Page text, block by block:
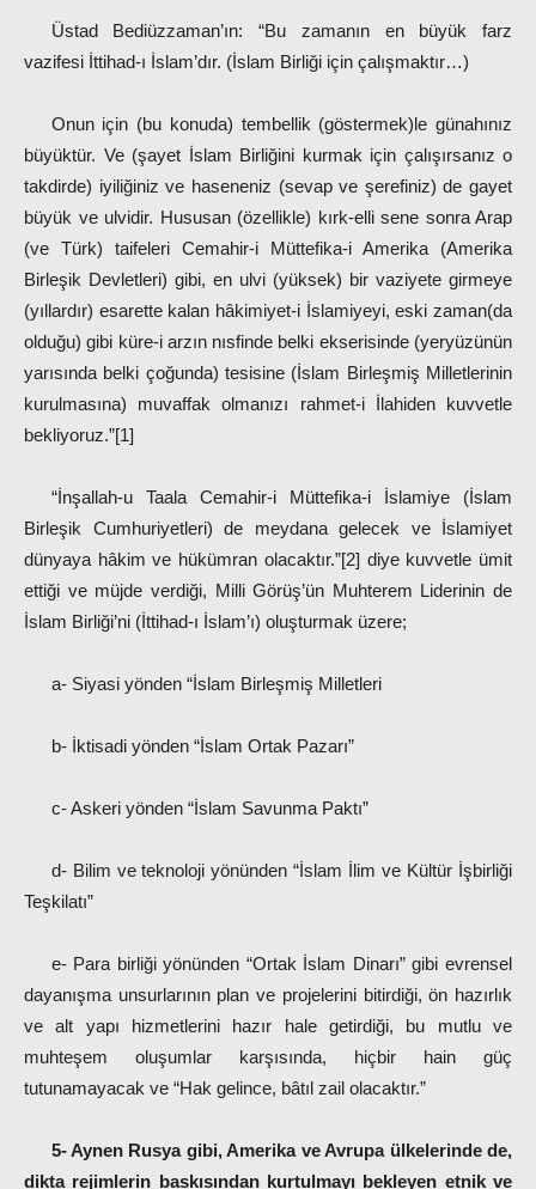
Üstad Bediüzzaman’ın: “Bu zamanın en büyük farz
vazifesi İttihad-ı İslam’dır. (İslam Birliği için çalışmaktır…)
Onun için (bu konuda) tembellik (göstermek)le günahınız
büyüktür. Ve (şayet İslam Birliğini kurmak için çalışırsanız o
takdirde) iyiliğiniz ve haseneniz (sevap ve şerefiniz) de gayet
büyük ve ulvidir. Hususan (özellikle) kırk-elli sene sonra Arap
(ve Türk) taifeleri Cemahir-i Müttefika-i Amerika (Amerika
Birleşik Devletleri) gibi, en ulvi (yüksek) bir vaziyete girmeye
(yıllardır) esarette kalan hâkimiyet-i İslamiyeyi, eski zaman(da
olduğu) gibi küre-i arzın nısfinde belki ekserisinde (yeryüzünün
yarısında belki çoğunda) tesisine (İslam Birleşmiş Milletlerinin
kurulmasına) muvaffak olmanızı rahmet-i İlahiden kuvvetle
bekliyoruz.”[1]
“İnşallah-u Taala Cemahir-i Müttefika-i İslamiye (İslam
Birleşik Cumhuriyetleri) de meydana gelecek ve İslamiyet
dünyaya hâkim ve hükümran olacaktır.”[2] diye kuvvetle ümit
ettiği ve müjde verdiği, Milli Görüş’ün Muhterem Liderinin de
İslam Birliği’ni (İttihad-ı İslam’ı) oluşturmak üzere;
a- Siyasi yönden “İslam Birleşmiş Milletleri
b- İktisadi yönden “İslam Ortak Pazarı”
c- Askeri yönden “İslam Savunma Paktı”
d- Bilim ve teknoloji yönünden “İslam İlim ve Kültür İşbirliği
Teşkilatı”
e- Para birliği yönünden “Ortak İslam Dinarı” gibi evrensel
dayanışma unsurlarının plan ve projelerini bitirdiği, ön hazırlık
ve alt yapı hizmetlerini hazır hale getirdiği, bu mutlu ve
muhteşem oluşumlar karşısında, hiçbir hain güç
tutunamayacak ve “Hak gelince, bâtıl zail olacaktır.”
5- Aynen Rusya gibi, Amerika ve Avrupa ülkelerinde de,
dikta rejimlerin baskısından kurtulmayı bekleyen etnik ve